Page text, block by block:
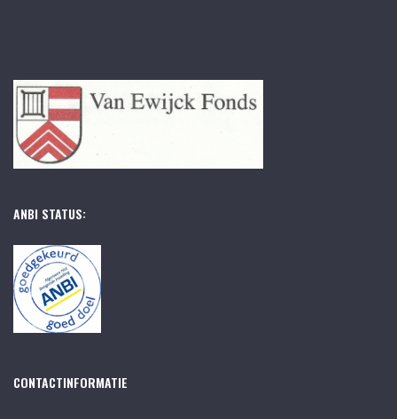
ANBI STATUS:
CONTACTINFORMATIE